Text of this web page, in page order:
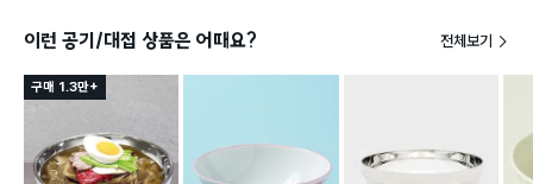
이런 공기/대접 상품은 어때요? 전체보기
구매 1.3만+